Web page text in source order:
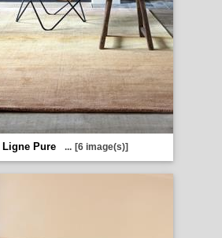
Ligne Pure ... [6 image(s)]